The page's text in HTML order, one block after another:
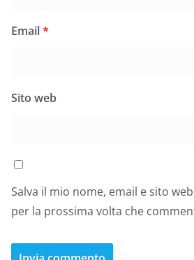
Email*
Sito web
Salva il mio nome, email e sito
per la prossima volta che